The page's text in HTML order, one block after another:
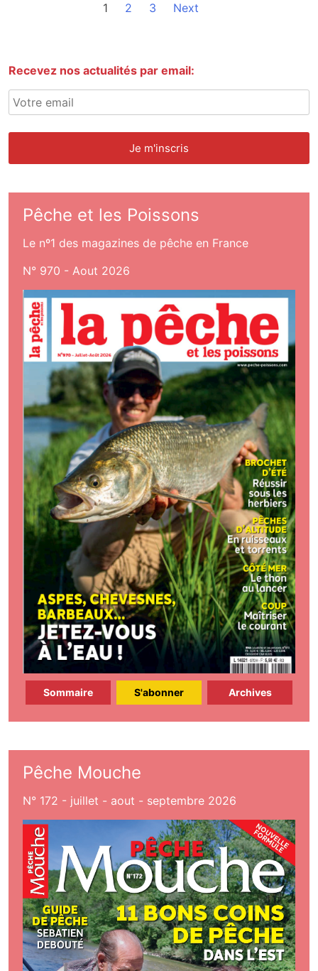
1 2 3 Next
Recevez nos actualités par email:
Pêche et les Poissons
Le nº1 des magazines de pêche en France
N° 970 - Aout 2026
Sommaire S'abonner Archives
Pêche Mouche
N° 172 - juillet - aout - septembre 2026